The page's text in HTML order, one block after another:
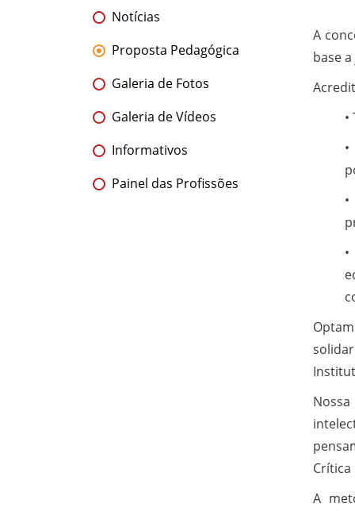
Notícias
Proposta Pedagógica
Galeria de Fotos
Galeria de Vídeos
Informativos
Painel das Profissões
A
base
A